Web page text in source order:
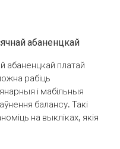
абаненцкай
платай
рабіць
і мабільныя
балансу. Такі
на выкліках, якія